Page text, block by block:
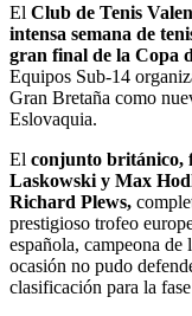
El Club de Tenis
intensa semana de
gran final de la Copa
Equipos Sub-14
Gran Bretaña como
Eslovaquia.
El conjunto británico,
Laskowski y Max
Richard Plews,
prestigioso trofeo
española, campeona de
ocasión no pudo
clasificación para la